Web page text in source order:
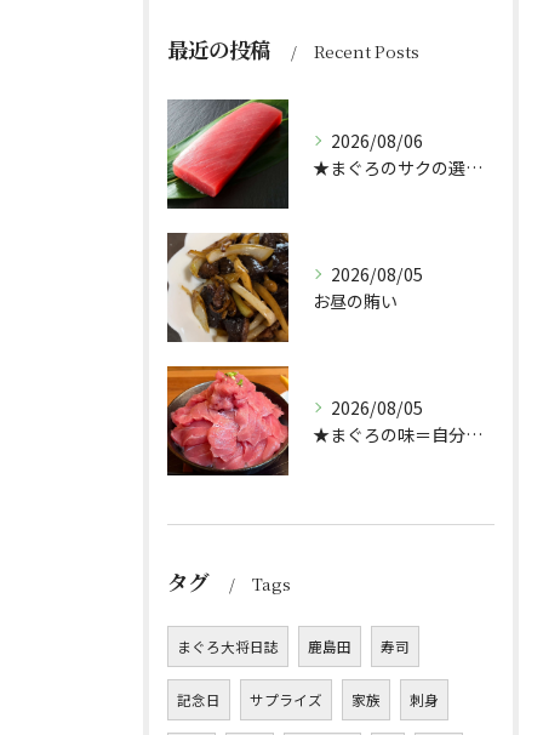
最近の投稿 Recent Posts
2026/08/06
★まぐろのサクの選び方★（どんぶり屋まぐろ大将）
2026/08/05
お昼の賄い
2026/08/05
★まぐろの味＝自分好み？★
タグ Tags
まぐろ大将日誌 鹿島田 寿司
記念日 サプライズ 家族 刺身